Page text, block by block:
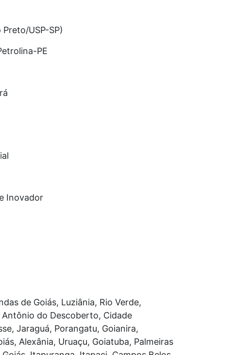
USP-SP)
PE
Inovador
de Goiás, Luziânia, Rio Verde,
Antônio do Descoberto, Cidade
Jaraguá, Porangatu, Goianira,
Alexânia, Uruaçu, Goiatuba, Palmeiras